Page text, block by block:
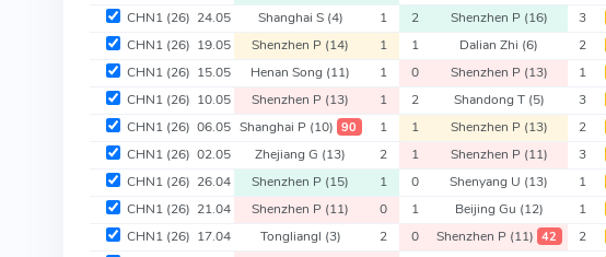
CHN1 (26) 24.05 Shanghai S (4) 1 2 Shenzhen P (16) 3
CHN1 (26) 19.05 Shenzhen P (14) 1 1 Dalian Zhi (6) 2
CHN1 (26) 15.05 Henan Song (11) 1 0 Shenzhen P (13) 1
CHN1 (26) 10.05 Shenzhen P (13) 1 2 Shandong T (5) 3
CHN1 (26) 06.05 Shanghai P (10) 90 1 1 Shenzhen P (13) 2
CHN1 (26) 02.05 Zhejiang G (13) 2 1 Shenzhen P (11) 3
CHN1 (26) 26.04 Shenzhen P (15) 1 0 Shenyang U (13) 1
CHN1 (26) 21.04 Shenzhen P (11) 0 1 Beijing Gu (12) 1
CHN1 (26) 17.04 Tongliangl (3) 2 0 Shenzhen P (11) 42 2